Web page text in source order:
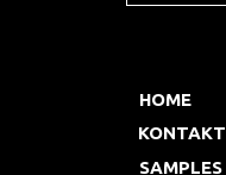
SAMPLES
KONTAKT
HOME